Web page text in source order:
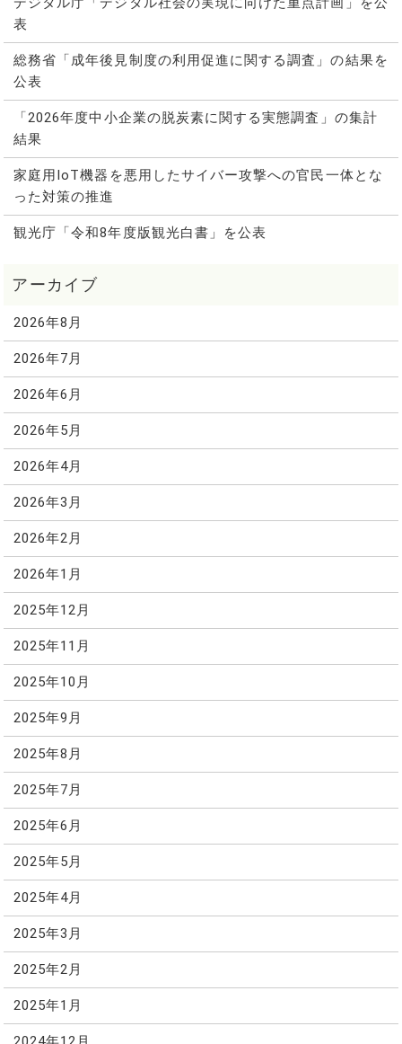
表
総務省「成年後見制度の利用促進に関する調査」の結果を
公表
「2026年度中小企業の脱炭素に関する実態調査」の集計
結果
家庭用IoT機器を悪用したサイバー攻撃への官民一体とな
った対策の推進
観光庁「令和8年度版観光白書」を公表
2026年8月
2026年7月
2026年6月
2026年5月
2026年4月
2026年3月
2026年2月
2026年1月
2025年12月
2025年11月
2025年10月
2025年9月
2025年8月
2025年7月
2025年6月
2025年5月
2025年4月
2025年3月
2025年2月
2025年1月